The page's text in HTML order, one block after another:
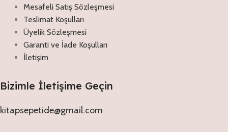
Mesafeli Satış Sözleşmesi
Teslimat Koşulları
Üyelik Sözleşmesi
Garanti ve İade Koşulları
İletişim
Bizimle İletişime Geçin
kitapsepetide@gmail.com